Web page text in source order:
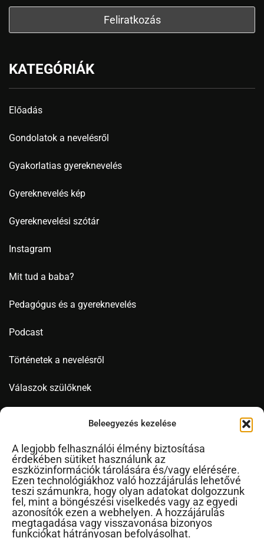
Beleegyezés kezelése
A legjobb felhasználói élmény biztosítása
érdekében sütiket használunk az
eszközinformációk tárolására és/vagy elérésére.
Ezen technológiákhoz való hozzájárulás lehetővé
teszi számunkra, hogy olyan adatokat dolgozzunk
fel, mint a böngészési viselkedés vagy az egyedi
azonosítók ezen a webhelyen. A hozzájárulás
megtagadása vagy visszavonása bizonyos
funkciókat hátrányosan befolyásolhat.
KATEGÓRIÁK
Előadás
Gondolatok a nevelésről
Gyakorlatias gyereknevelés
Gyereknevelés kép
Gyereknevelési szótár
Instagram
Mit tud a baba?
Pedagógus és a gyereknevelés
Podcast
Történetek a nevelésről
Válaszok szülőknek
Novák Ferenc
Cikkek ábécérendben
Impresszum
RSS